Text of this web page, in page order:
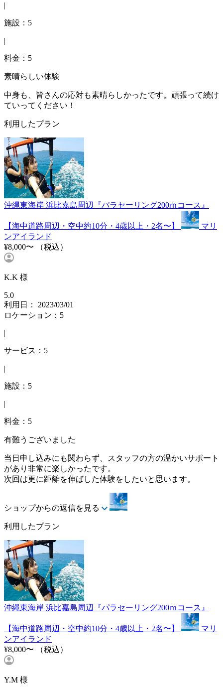
|
施設：5
|
料金：5
素晴らしい体験
中身も、皆さんの応対も素晴らしかったです。頑張って続け
ていってください！
利用したプラン
沖縄東海岸 浜比嘉島周辺『パラセーリング200ｍコース』
【海中道路周辺・空中約10分・4歳以上・2名〜】
マリ
ンアイランド
¥8,000〜
（税込）
K.K 様
5.0
利用日： 2023/03/01
ロケーション：5
|
サービス：5
|
施設：5
|
料金：5
有難うございました
当日申し込みにも関わらず、スタッフの方の温かいサポート
があり非常に楽しかったです。
次回は更に距離を伸ばした体験をしたいと思います。
ショップからの返信を見る
利用したプラン
沖縄東海岸 浜比嘉島周辺『パラセーリング200ｍコース』
【海中道路周辺・空中約10分・4歳以上・2名〜】
マリ
ンアイランド
¥8,000〜
（税込）
Y.M 様